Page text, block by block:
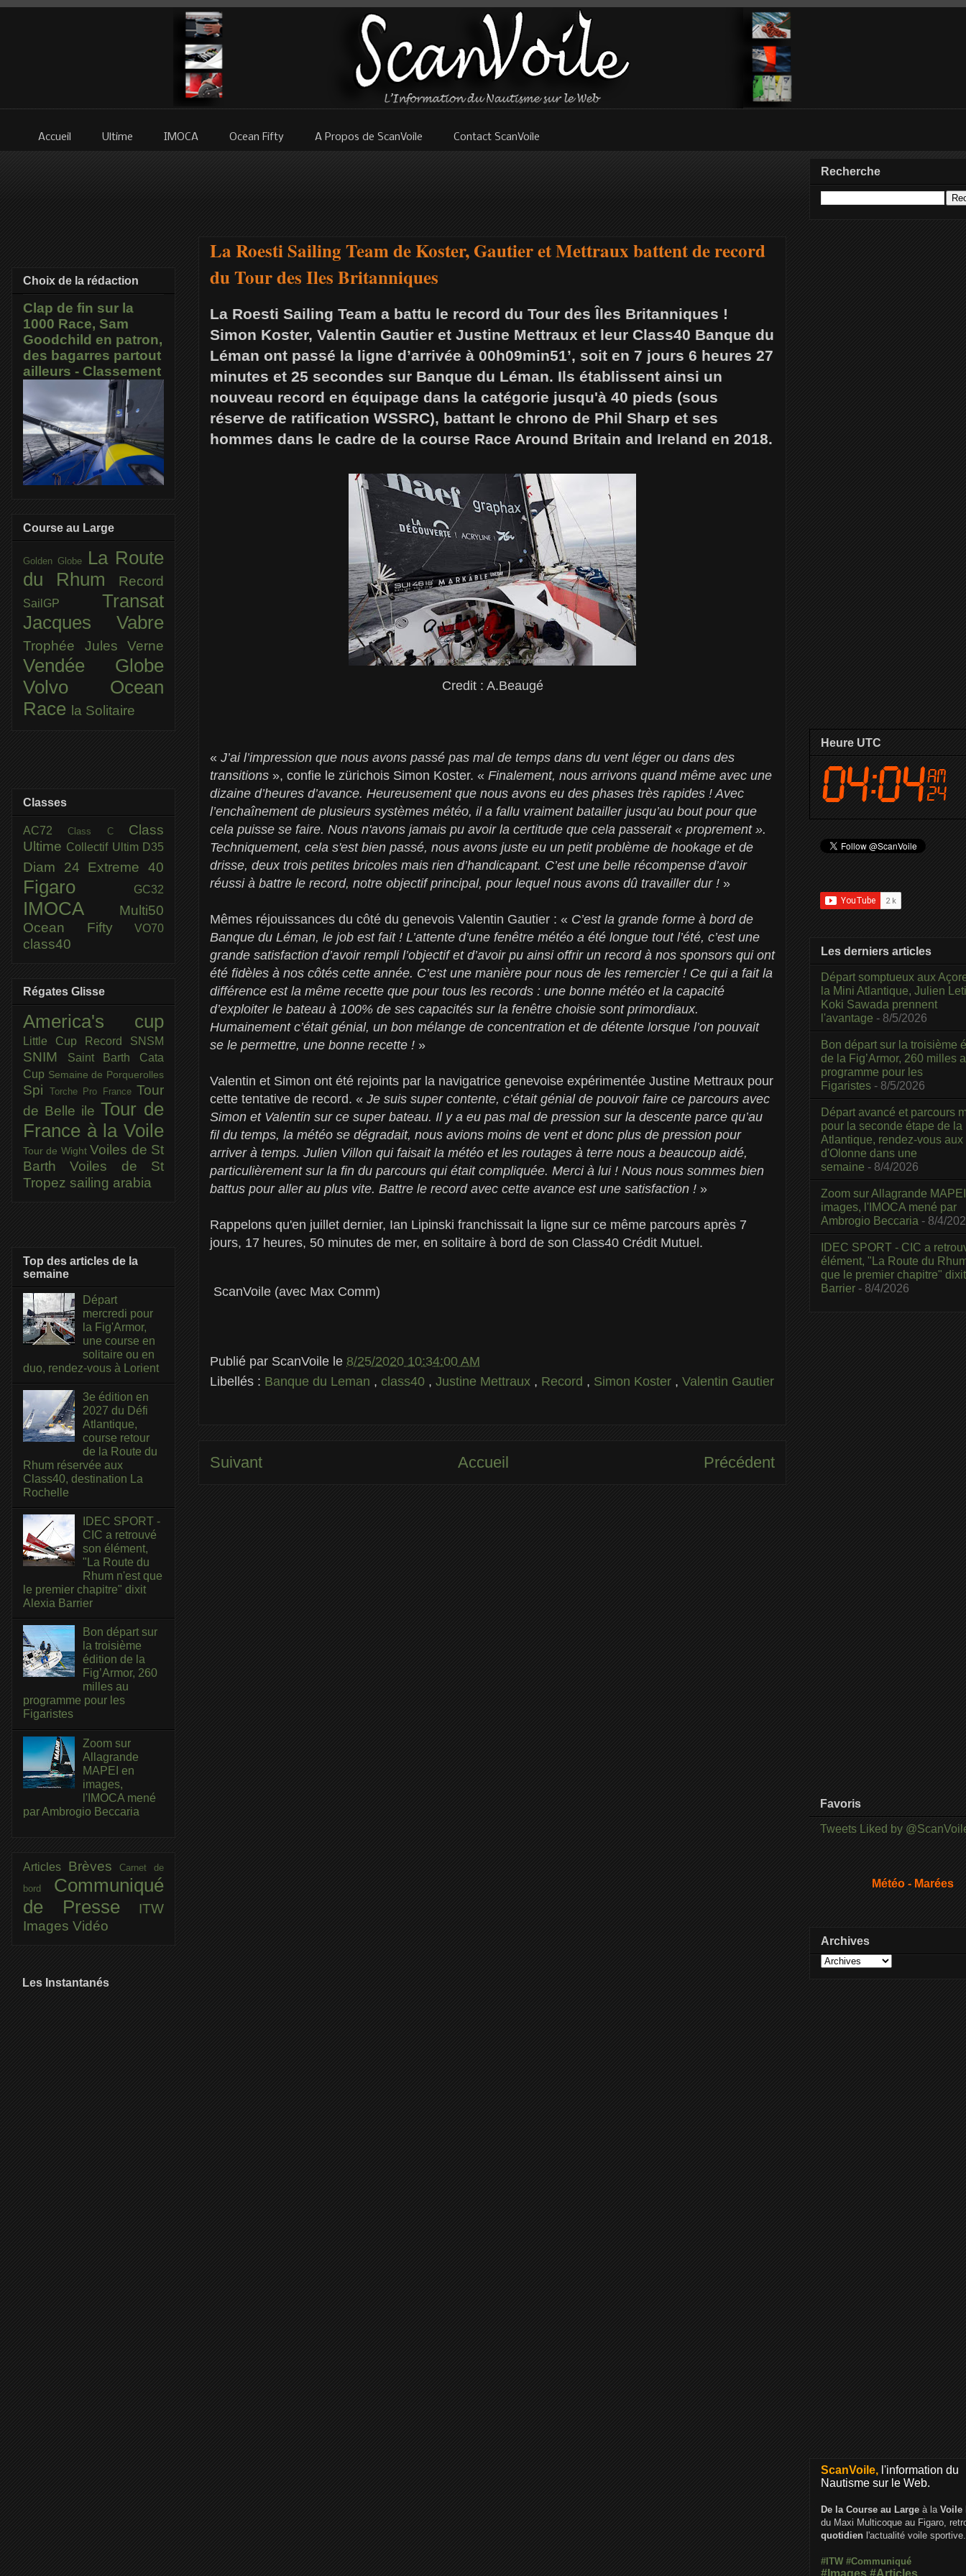
Accueil Ultime IMOCA Ocean Fifty A Propos de ScanVoile Contact ScanVoile
La Roesti Sailing Team de Koster, Gautier et Mettraux battent de record
du Tour des Iles Britanniques
La Roesti Sailing Team a battu le record du Tour des Îles Britanniques !
Simon Koster, Valentin Gautier et Justine Mettraux et leur Class40 Banque du
Léman ont passé la ligne d’arrivée à 00h09min51’, soit en 7 jours 6 heures 27
minutes et 25 secondes sur Banque du Léman. Ils établissent ainsi un
nouveau record en équipage dans la catégorie jusqu'à 40 pieds (sous
réserve de ratification WSSRC), battant le chrono de Phil Sharp et ses
hommes dans le cadre de la course Race Around Britain and Ireland en 2018.
Credit : A.Beaugé
« J’ai l’impression que nous avons passé pas mal de temps dans du vent léger ou dans des
transitions », confie le zürichois Simon Koster. « Finalement, nous arrivons quand même avec une
dizaine d’heures d’avance. Heureusement que nous avons eu des phases très rapides ! Avec
l’enchaînement de plusieurs systèmes météo, il a fallu vraiment batailler jusqu’au bout pour que
cela puisse se faire. Nous n'avons jamais pu avoir la certitude que cela passerait « proprement ».
Techniquement, cela s'est bien passé, nous avons juste eu un petit problème de hookage et de
drisse, deux trois petites bricoles mais rien d’handicapant. C’est une belle récompense d’avoir
réussi à battre le record, notre objectif principal, pour lequel nous avons dû travailler dur ! »
Mêmes réjouissances du côté du genevois Valentin Gautier : « C’est la grande forme à bord de
Banque du Léman, le job est fait ! L’attente d’une fenêtre météo a été longue tout l’été, c’est une
grande satisfaction d’avoir rempli l’objectif et d’avoir pu ainsi offrir un record à nos sponsors qui ont
été fidèles à nos côtés cette année. C’est une manière pour nous de les remercier ! Ce qui a fait la
différence est la même recette que pour tous les records : une bonne météo et la capacité
d’exploiter le bateau à 100% de ses capacités sur la fenêtre choisie sont primordiaux.
Humainement c’était génial, un bon mélange de concentration et de détente lorsque l’on pouvait
se le permettre, une bonne recette ! »
Valentin et Simon ont été rejoints par la navigatrice genevoise expérimentée Justine Mettraux pour
cette tentative de record. « Je suis super contente, c’était génial de pouvoir faire ce parcours avec
Simon et Valentin sur ce super bateau. Il y a eu pas mal de pression sur la descente parce qu’au
fil du temps, la météo se dégradait, nous avions moins de vent et donc plus de pression pour
arriver à temps. Julien Villon qui faisait la météo et les routages à terre nous a beaucoup aidé,
particulièrement sur la fin du parcours qui était compliquée. Merci à lui ! Nous nous sommes bien
battus pour aller au plus vite. Battre le record avec cette avance est une satisfaction ! »
Rappelons qu'en juillet dernier, Ian Lipinski franchissait la ligne sur ce même parcours après 7
jours, 17 heures, 50 minutes de mer, en solitaire à bord de son Class40 Crédit Mutuel.
ScanVoile (avec Max Comm)
Publié par ScanVoile le 8/25/2020 10:34:00 AM
Libellés : Banque du Leman , class40 , Justine Mettraux , Record , Simon Koster , Valentin Gautier
Suivant Précédent
Accueil
Choix de la rédaction
Clap de fin sur la
1000 Race, Sam
Goodchild en patron,
des bagarres partout
ailleurs - Classement
Course au Large
Golden Globe
La Route
du Rhum
Record
SailGP Transat
Jacques Vabre
Trophée Jules Verne
Vendée Globe
Volvo Ocean
Race la Solitaire
Classes
AC72Class C Class
Ultime Collectif Ultim D35
Diam 24 Extreme 40
Figaro GC32
IMOCA
Multi50
Ocean Fifty
VO70
class40
Régates Glisse
America's cup
Little Cup Record SNSM
SNIM
Saint Barth Cata
Cup Semaine de Porquerolles
Spi Torche Pro France Tour
de Belle ile Tour de
France à la Voile
Tour de Wight Voiles de St
BarthVoiles de St
Tropez sailing arabia
Top des articles de la
semaine
Départ
mercredi pour
la Fig'Armor,
une course en
solitaire ou en
duo, rendez-vous à Lorient
3e édition en
2027 du Défi
Atlantique,
course retour
de la Route du
Rhum réservée aux
Class40, destination La
Rochelle
IDEC SPORT -
CIC a retrouvé
son élément,
"La Route du
Rhum n'est que
le premier chapitre" dixit
Alexia Barrier
Bon départ sur
la troisième
édition de la
Fig’Armor, 260
milles au
programme pour les
Figaristes
Zoom sur
Allagrande
MAPEI en
images,
l'IMOCA mené
par Ambrogio Beccaria
Articles BrèvesCarnet de
bord Communiqué
de Presse
ITW
Images Vidéo
Les Instantanés
Recherche
Heure UTC
Les derniers articles
Départ somptueux aux
la Mini Atlantique, Julien
Koki Sawada prennent
l'avantage - 8/5/2026
Bon départ sur la troisième
de la Fig’Armor, 260 milles
programme pour les
Figaristes - 8/5/2026
Départ avancé et parcours
pour la seconde étape de la
Atlantique, rendez-vous
d'Olonne dans une
semaine - 8/4/2026
Zoom sur Allagrande
images, l'IMOCA mené par
Ambrogio Beccaria - 8/4/
IDEC SPORT - CIC a
élément, "La Route du
que le premier chapitre"
Barrier - 8/4/2026
Favoris
Tweets Liked by
Météo - Marées
Archives
ScanVoile, l'information du
Nautisme sur le Web.
De la Course au Large à la Voile
du Maxi Multicoque au Figaro,
quotidien l'actualité voile sportive.
#ITW #Communiqué
#Images #Articles